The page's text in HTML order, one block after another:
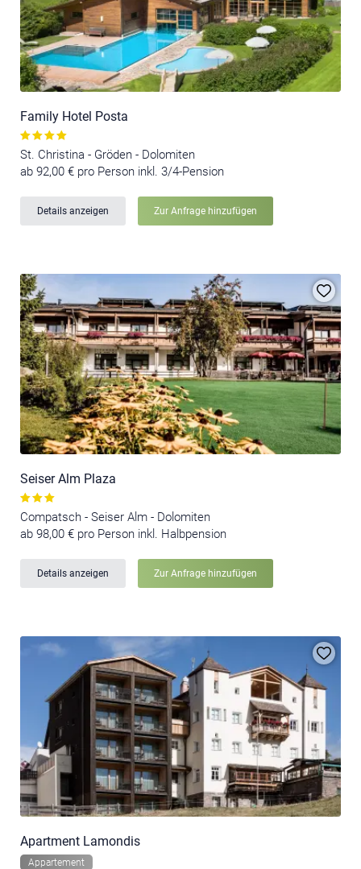
Family Hotel Posta
St. Christina - Gröden - Dolomiten
ab 92,00 € pro Person inkl. 3/4-Pension
Details anzeigen Zur Anfrage hinzufügen
Seiser Alm Plaza
Compatsch - Seiser Alm - Dolomiten
ab 98,00 € pro Person inkl. Halbpension
Details anzeigen Zur Anfrage hinzufügen
Apartment Lamondis
Appartement